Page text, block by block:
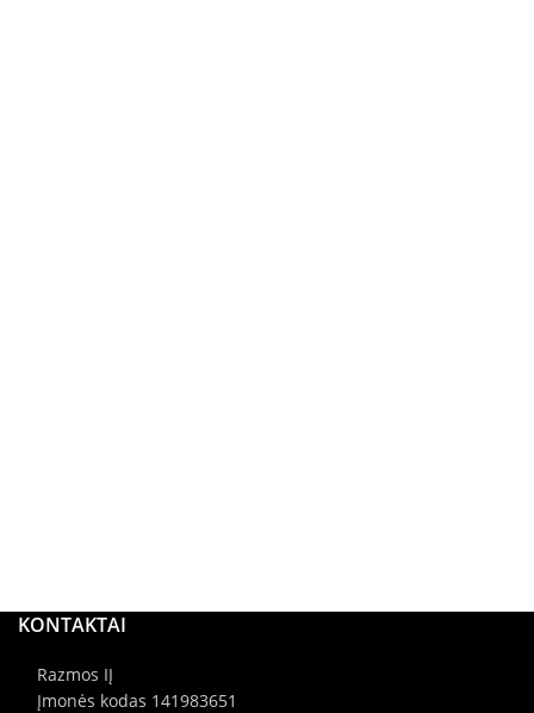
KONTAKTAI
Razmos IĮ
Įmonės kodas 141983651